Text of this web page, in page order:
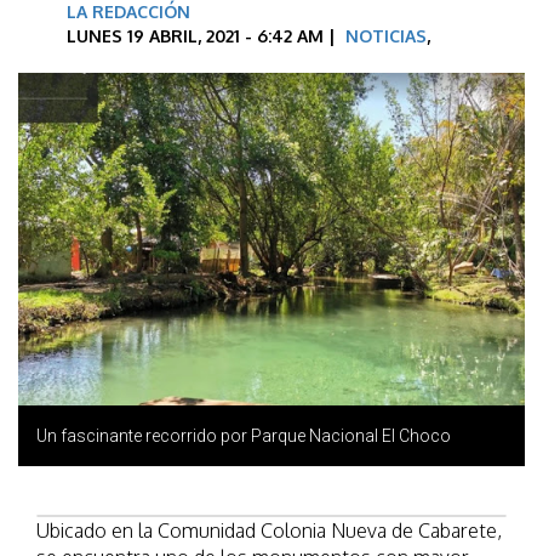
LA REDACCIÓN
LUNES 19 ABRIL, 2021 - 6:42 AM | NOTICIAS,
Un fascinante recorrido por Parque Nacional El Choco
Ubicado en la Comunidad Colonia Nueva de Cabarete,